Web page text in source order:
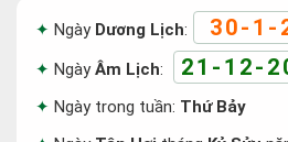
Ngày Dương Lịch: 30-1-
NgàyÂm Lịch: 21-12-
Ngày trong tuần: Thứ Bảy